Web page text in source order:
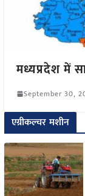
मध्यप्रदेश में
September 30,
एग्रीकल्चर मशीन